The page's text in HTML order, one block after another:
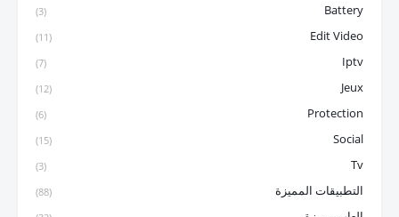
Battery
(3)
Edit Video
(11)
Iptv
(7)
Jeux
(12)
Protection
(6)
Social
(15)
Tv
(3)
التطبيقات المميزة (88)